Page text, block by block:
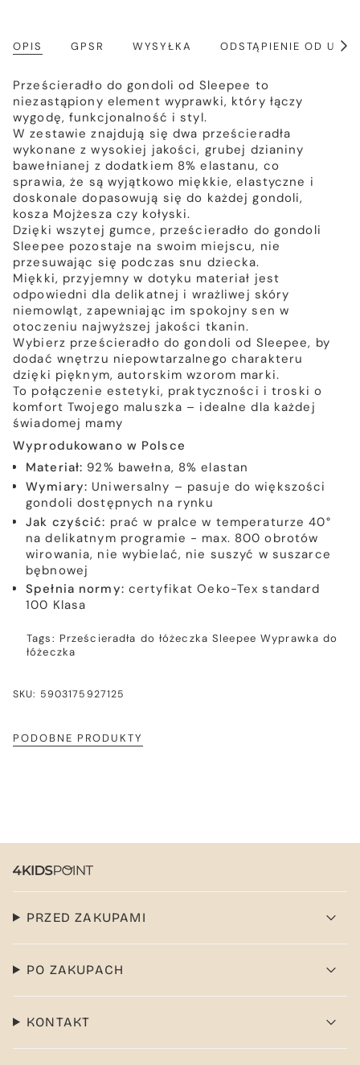
OPIS GPSR WYSYŁKA ODSTĄPIENIE OD
Prześcieradło do gondoli od Sleepee to
niezastąpiony element wyprawki, który łączy
wygodę, funkcjonalność i styl.
W zestawie znajdują się dwa prześcieradła
wykonane z wysokiej jakości, grubej dzianiny
bawełnianej z dodatkiem 8% elastanu, co
sprawia, że są wyjątkowo miękkie, elastyczne i
doskonale dopasowują się do każdej gondoli,
kosza Mojżesza czy kołyski.
Dzięki wszytej gumce, prześcieradło do gondoli
Sleepee pozostaje na swoim miejscu, nie
przesuwając się podczas snu dziecka.
Miękki, przyjemny w dotyku materiał jest
odpowiedni dla delikatnej i wrażliwej skóry
niemowląt, zapewniając im spokojny sen w
otoczeniu najwyższej jakości tkanin.
Wybierz prześcieradło do gondoli od Sleepee, by
dodać wnętrzu niepowtarzalnego charakteru
dzięki pięknym, autorskim wzorom marki.
To połączenie estetyki, praktyczności i troski o
komfort Twojego maluszka – idealne dla każdej
świadomej mamy
Wyprodukowano w Polsce
Materiał: 92% bawełna, 8% elastan
Wymiary: Uniwersalny – pasuje do większości
gondoli dostępnych na rynku
Jak czyścić: prać w pralce w temperaturze 40°
na delikatnym programie - max. 800 obrotów
wirowania, nie wybielać, nie suszyć w suszarce
bębnowej
Spełnia normy: certyfikat Oeko-Tex standard
100 Klasa
Tags: Prześcieradła do łóżeczka Sleepee Wyprawka do
łóżeczka
SKU: 5903175927125
PODOBNE PRODUKTY
PRZED ZAKUPAMI
PO ZAKUPACH
KONTAKT